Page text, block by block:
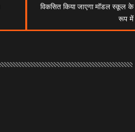
विकसित किया जाएगा मॉडल स्कूल के
रूप में